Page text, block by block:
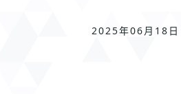
2025年06月18日